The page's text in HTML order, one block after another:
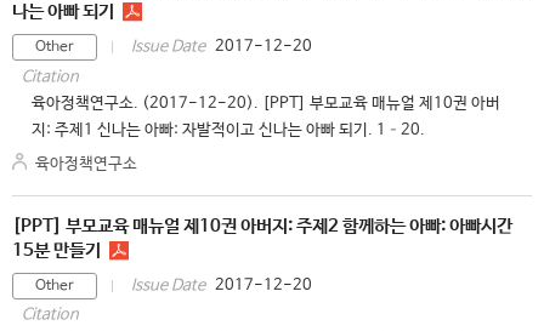
나는 아빠 되기
Other Issue Date 2017-12-20
Citation
육아정책연구소. (2017-12-20). [PPT] 부모교육 매뉴얼 제10권 아버
지: 주제1 신나는 아빠: 자발적이고 신나는 아빠 되기. 1–20.
육아정책연구소
[PPT] 부모교육 매뉴얼 제10권 아버지: 주제2 함께하는 아빠: 아빠시간
15분 만들기
Other Issue Date 2017-12-20
Citation